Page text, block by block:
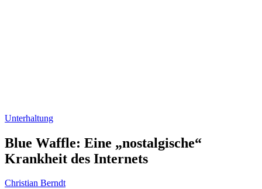
Unterhaltung
Blue Waffle: Eine „nostalgische“
Krankheit des Internets
Christian Berndt